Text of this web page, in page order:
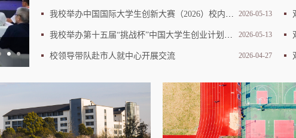
2026-05-13
我校举办中国国际大学生创新大赛（2026）校内决赛
2026-05-13
我校举办第十五届“挑战杯”中国大学生创业计划竞赛校内决赛
2026-04-27
校领导带队赴市人就中心开展交流